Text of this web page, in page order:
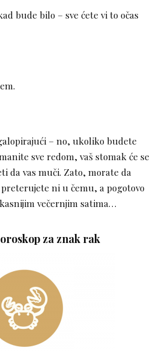
bude bilo – sve ćete vi to očas
– no, ukoliko budete
sve redom, vaš stomak će se
da vas muči. Zato, morate da
ni u čemu, a pogotovo
večernjim satima…
za znak rak